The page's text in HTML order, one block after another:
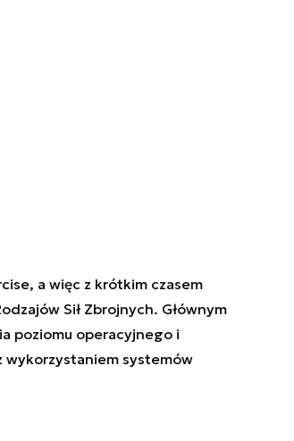
a więc z krótkim czasem
Sił Zbrojnych. Głównym
poziomu operacyjnego i
systemów